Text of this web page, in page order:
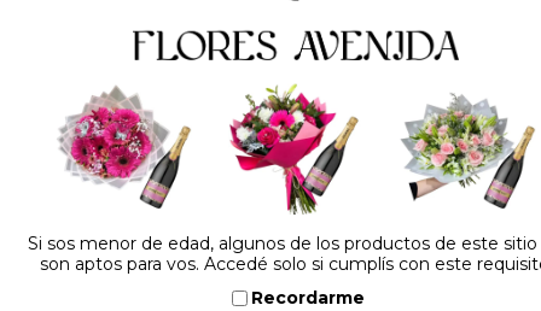
Dejá tu opinión
SONAJERO BASTON GATITO 58667
Si sos menor de edad, algunos de los productos de este
son aptos para vos. Accedé solo si cumplís con este
Recordarme